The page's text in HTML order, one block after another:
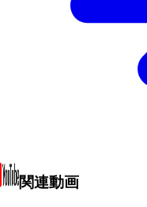
関連動画